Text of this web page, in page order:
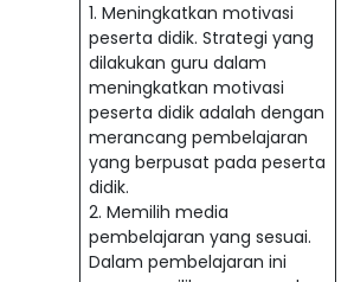
1. Meningkatkan motivasi
peserta didik. Strategi yang
dilakukan guru dalam
meningkatkan motivasi
peserta didik adalah dengan
merancang pembelajaran
yang berpusat pada peserta
didik.
2. Memilih media
pembelajaran yang sesuai.
Dalam pembelajaran ini